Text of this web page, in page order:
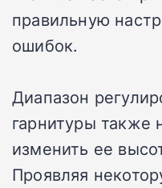
правильную
ошибок.
Диапазон
гарнитуры
изменить ее
Проявляя